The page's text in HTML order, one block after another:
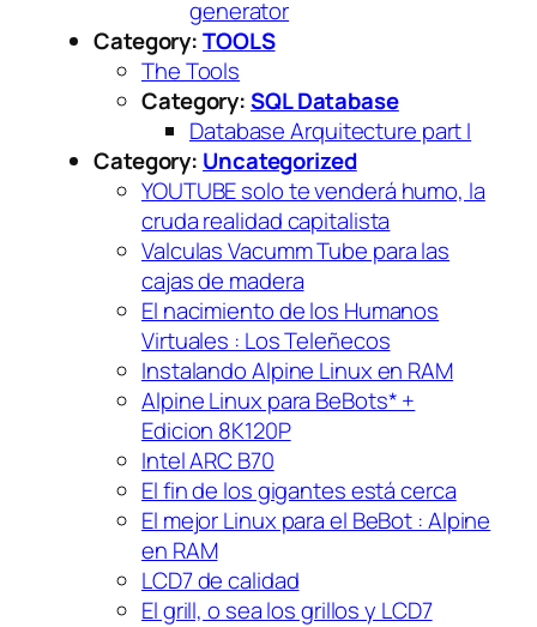
generator
Category:TOOLS
The Tools
Category:SQL Database
Database Arquitecture part I
Category: Uncategorized
YOUTUBE solo te venderá humo, la
cruda realidad capitalista
Valculas Vacumm Tube para las
cajas de madera
El nacimiento de los Humanos
Virtuales : Los Teleñecos
Instalando Alpine Linux en RAM
Alpine Linux para BeBots* +
Edicion 8K120P
Intel ARC B70
El fin de los gigantes está cerca
El mejor Linux para el BeBot : Alpine
en RAM
LCD7 de calidad
El grill, o sea los grillos y LCD7